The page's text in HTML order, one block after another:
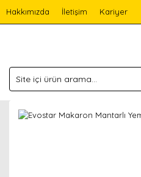
Hakkımızda İletişim Kariyer